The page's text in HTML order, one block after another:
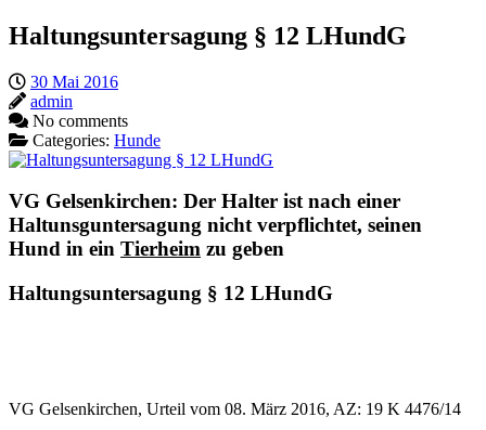
Haltungsuntersagung § 12 LHundG
30 Mai 2016
admin
No comments
Categories: Hunde
VG Gelsenkirchen: Der Halter ist nach einer
Haltunsguntersagung nicht verpflichtet, seinen
Hund in ein Tierheim zu geben
Haltungsuntersagung § 12 LHundG
VG Gelsenkirchen, Urteil vom 08. März 2016, AZ: 19 K 4476/14